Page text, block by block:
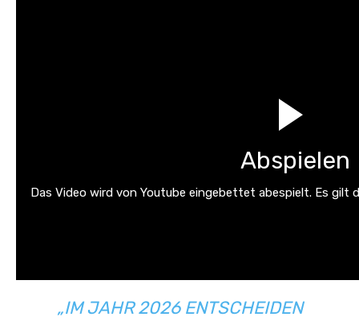
Abspielen
Das Video wird von Youtube eingebettet abespielt. Es gilt
„IM JAHR 2026 ENTSCHEIDEN